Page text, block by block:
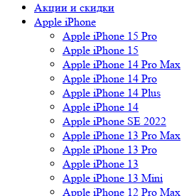
Акции и скидки
Apple iPhone
Apple iPhone 15 Pro
Apple iPhone 15
Apple iPhone 14 Pro Max
Apple iPhone 14 Pro
Apple iPhone 14 Plus
Apple iPhone 14
Apple iPhone SE 2022
Apple iPhone 13 Pro Max
Apple iPhone 13 Pro
Apple iPhone 13
Apple iPhone 13 Mini
Apple iPhone 12 Pro Max